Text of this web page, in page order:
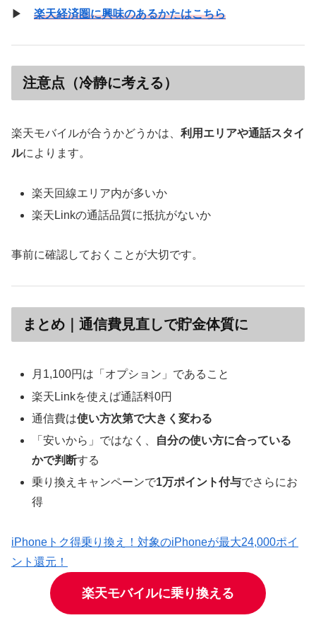
▶ 楽天経済圏に興味のあるかたはこちら
注意点（冷静に考える）
楽天モバイルが合うかどうかは、 利用エリアや通話スタイ
ルによります。
楽天回線エリア内が多いか
楽天Linkの通話品質に抵抗がないか
事前に確認しておくことが大切です。
まとめ｜通信費見直しで貯金体質に
月1,100円は「オプション」であること
楽天Linkを使えば通話料0円
通信費は使い方次第で大きく変わる
「安いから」ではなく、
自分の使い方に合っている
かで判断する
乗り換えキャンペーンで1万ポイント付与でさらにお
得
iPhoneトク得乗り換え！対象のiPhoneが最大24,000ポイ
ント還元！
楽天モバイルに乗り換える